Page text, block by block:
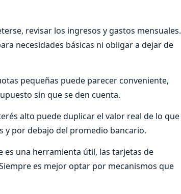
revisar los ingresos y gastos mensuales.
necesidades básicas ni obligar a dejar de
pequeñas puede parecer conveniente,
sin que se den cuenta.
alto puede duplicar el valor real de lo que
y por debajo del promedio bancario.
es una herramienta útil, las tarjetas de
es mejor optar por mecanismos que